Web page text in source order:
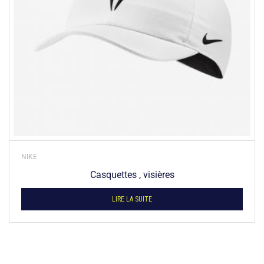
NIKE
Casquettes , visières
LIRE LA SUITE